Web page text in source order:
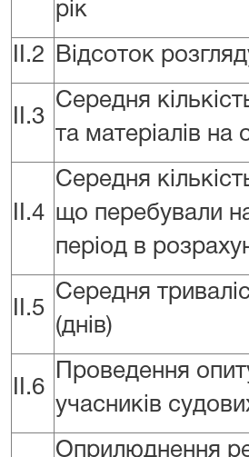
рік
II.2 Відсоток
II.3
Середня
та матеріалів на
II.4
Середня
що перебували
період в
II.5
Середня
(днів)
II.6
Проведення
учасників
Оприлюднення